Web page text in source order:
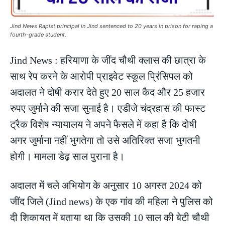
Jind News Rapist principal in Jind sentenced to 20 years in prison for raping a
fourth-grade student.
Jind News : हरियाणा के जींद चौथी क्लास की छात्रा के
साथ रेप करने के आरोपी प्राइवेट स्कूल प्रिंसिपल को
अदालत ने दोषी करार देते हुए 20 साल कैद और 25 हजार
रुपए जुर्माने की सजा सुनाई है। एडीजे चंद्रहास की फास्ट
ट्रैक विशेष न्यायालय ने अपने फैसले में कहा है कि दोषी
अगर जुर्माना नहीं भुगतेगा तो उसे अतिरिक्त सजा भुगतनी
होगी। मामला डेढ़ साल पुराना है।
अदालत में चले अभियोग के अनुसार 10 अगस्त 2024 को
जींद जिले (Jind news) के एक गांव की महिला ने पुलिस को
दी शिकायत में बताया था कि उसकी 10 साल की बेटी चौथी